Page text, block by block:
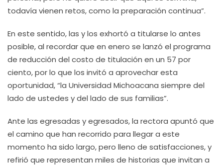
todavía vienen retos, como la preparación continua”.
En este sentido, las y los exhortó a titularse lo antes
posible, al recordar que en enero se lanzó el programa
de reducción del costo de titulación en un 57 por
ciento, por lo que los invitó a aprovechar esta
oportunidad, “la Universidad Michoacana siempre del
lado de ustedes y del lado de sus familias”.
Ante las egresadas y egresados, la rectora apuntó que
el camino que han recorrido para llegar a este
momento ha sido largo, pero lleno de satisfacciones, y
refirió que representan miles de historias que invitan a